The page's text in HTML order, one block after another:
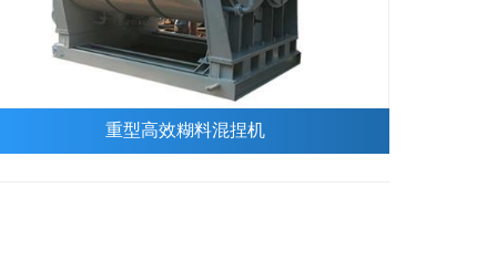
重型高效糊料混捏机